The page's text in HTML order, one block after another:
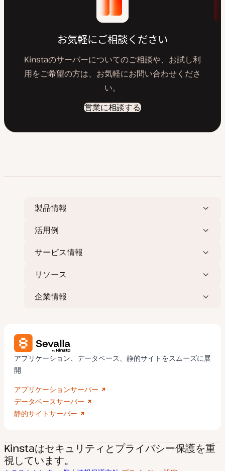
お気軽にご相談ください
Kinstaのサーバーについてのご相談や、お試し利
用をご希望の方は、お気軽にお問い合わせくださ
い。
営業に相談する
製品情報
活用例
サービス情報
リソース
企業情報
アプリケーション、データベース、静的サイトをスムーズに展
開
アプリケーションサーバー
データベースサーバー
静的サイトサーバー
Kinstaはセキュリティとプライバシー保護を重
視しています。